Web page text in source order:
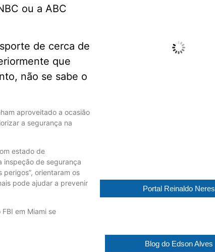
ou a ABC
de cerca de
que
não se sabe o
aproveitado a ocasião
a segurança na
estado de
inspeção de segurança
orientaram os
pode ajudar a prevenir
em Miami se
Wind Gust:
Portal Reinaldo Neres
Blog do Edson Alves